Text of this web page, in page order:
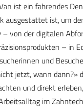
ist ein fahrendes
ausgestattet ist, um
von der digitalen
– in
und
jetzt, wann dann?»
und direkt
im